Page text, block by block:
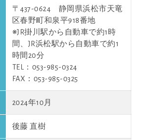
〒437-0624 静岡県浜松市天竜
区春野町和泉平918番地
※JR掛川駅から自動車で約1時
間、JR浜松駅から自動車で約1
時間20分
TEL：053-985-0324
FAX：053-985-0325
2024年10月
後藤 直樹